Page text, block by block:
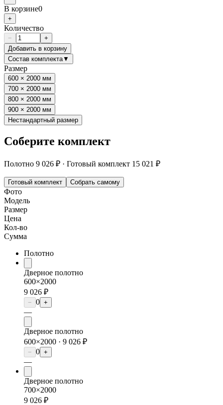
В корзине0
+
Количество
−
+
Добавить в корзину
Состав комплекта▼
Размер
600 × 2000 мм
700 × 2000 мм
800 × 2000 мм
900 × 2000 мм
Нестандартный размер
Соберите комплект
Полотно 9 026 ₽ · Готовый комплект 15 021 ₽
Готовый комплект Собрать самому
Фото
Модель
Размер
Цена
Кол-во
Сумма
Полотно
Дверное полотно
600×2000
9 026 ₽
− 0 +
—
Дверное полотно
600×2000 · 9 026 ₽
− 0 +
—
Дверное полотно
700×2000
9 026 ₽